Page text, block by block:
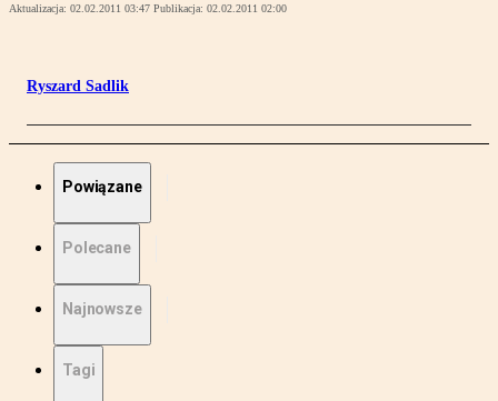
Aktualizacja: 02.02.2011 03:47 Publikacja: 02.02.2011 02:00
Ryszard Sadlik
Powiązane
Polecane
Najnowsze
Tagi